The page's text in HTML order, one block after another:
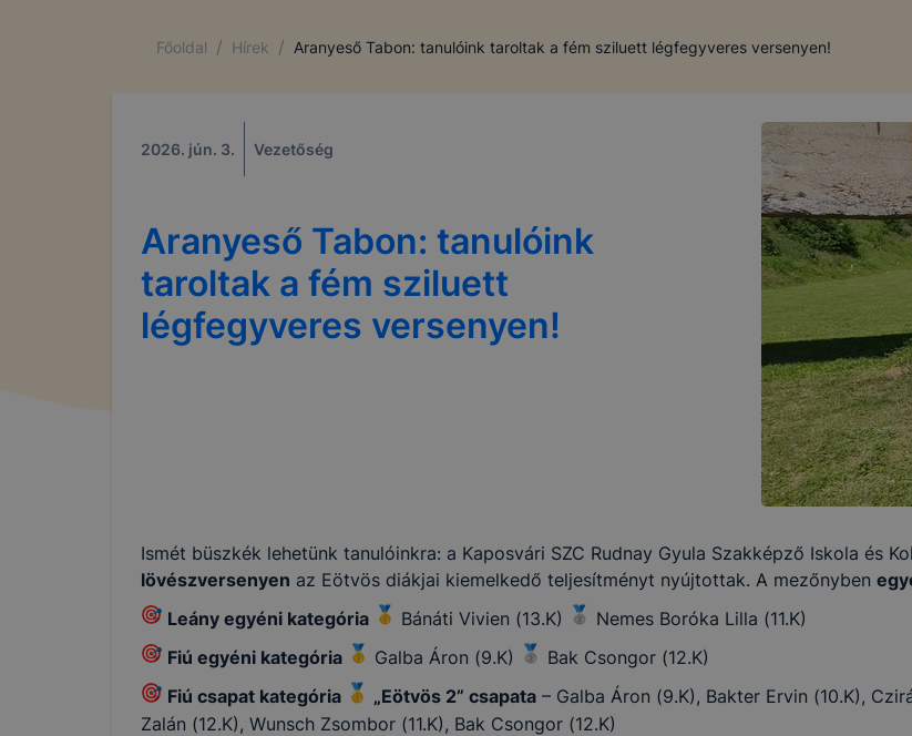
Főoldal / Hírek / Aranyeső Tabon: tanulóink taroltak a fém sziluett légfegyveres versenyen!
2026. jún. 3. Vezetőség
Aranyeső Tabon: tanulóink
taroltak a fém sziluett
légfegyveres versenyen!
Ismét büszkék lehetünk tanulóinkra: a Kaposvári SZC Rudnay Gyula Szakképző Iskola és
lövészversenyen az Eötvös diákjai kiemelkedő teljesítményt nyújtottak. A mezőnyben
Leány egyéni kategória
Bánáti Vivien (13.K)
Nemes Boróka Lilla (11.K)
Fiú egyéni kategória
Galba Áron (9.K)
Bak Csongor (12.K)
Fiú csapat kategória
„Eötvös 2” csapata – Galba Áron (9.K), Bakter Ervin (10.K),
Zalán (12.K), Wunsch Zsombor (11.K), Bak Csongor (12.K)